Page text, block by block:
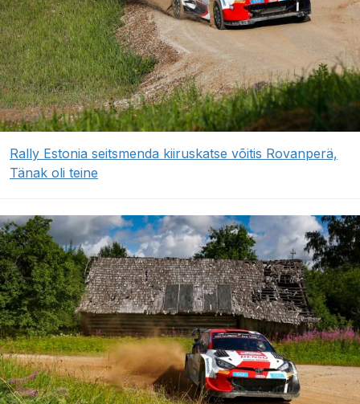
Rally Estonia seitsmenda kiiruskatse võitis Rovanperä,
Tänak oli teine